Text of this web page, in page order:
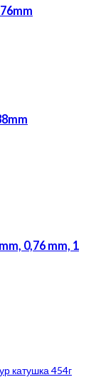
0,76 mm, 1
катушка 454г